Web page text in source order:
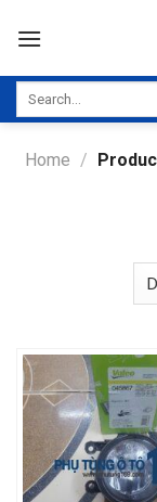
Home /